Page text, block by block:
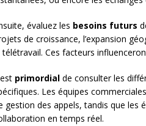
évaluez les besoins futurs
de croissance, l’expansion
télétravail. Ces facteurs
primordial de consulter les
Les équipes
gestion des appels, tandis que les
en temps réel.